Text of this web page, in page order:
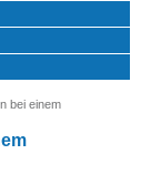
bei einem